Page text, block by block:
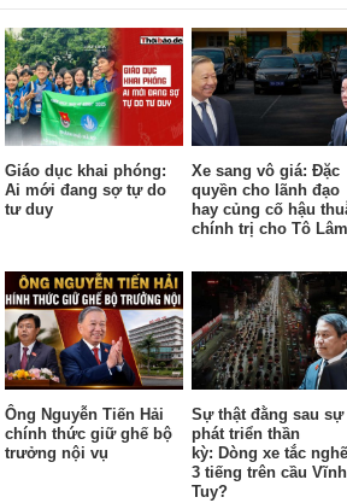
Giáo dục khai phóng:
Ai mới đang sợ tự do
tư duy
Xe sang vô giá: Đặc
quyền cho lãnh đạo
hay củng cố hậu
chính trị cho Tô
Ông Nguyễn Tiến Hải
chính thức giữ ghế bộ
trưởng nội vụ
Sự thật đằng sau sự
phát triển thần
kỳ: Dòng xe tắc
3 tiếng trên cầu Vĩnh
Tuy?